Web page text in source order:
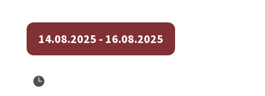
14.08.2025 - 16.08.2025